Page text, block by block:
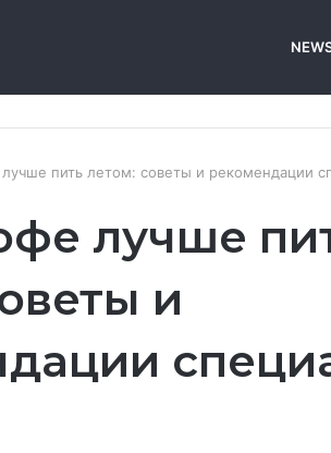
пить летом: советы и рекомендации
лучше
и